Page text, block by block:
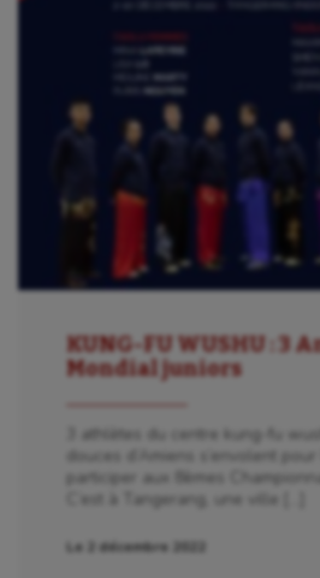
KUNG-FU WUSHU : 3
Mondial juniors
3 athlètes du centre kung-fu
douces d’Amiens s’envolent
participer aux 8èmes
C’est à Tangerang, une ville […]
Le 2 décembre 2022